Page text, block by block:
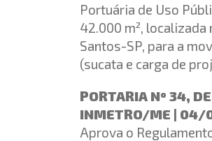
Portuária de Uso
42.000 m²,
Santos-SP, para a
(sucata e carga de
PORTARIA Nº 34,
INMETRO/ME |
Aprova o